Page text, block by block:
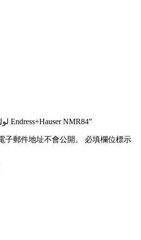
搶先評價 “لول ترانسمیتر Endress+Hauser NMR84”
子郵件地址不會公開。
必填欄位標示